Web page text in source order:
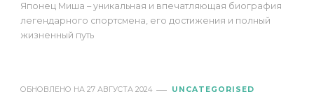
Японец Миша – уникальная и впечатляющая биография
легендарного спортсмена, его достижения и полный
жизненный путь
ОБНОВЛЕНО НА 27 АВГУСТА 2024 UNCATEGORISED